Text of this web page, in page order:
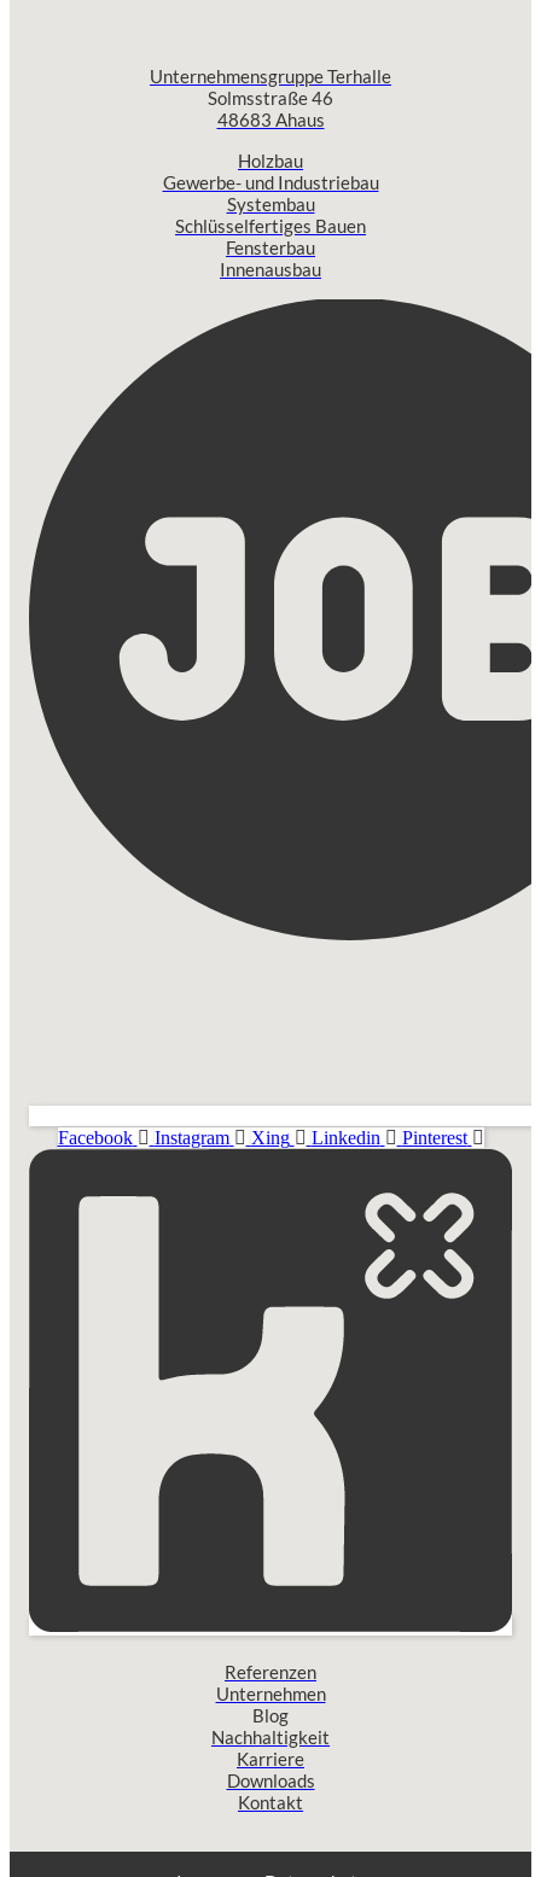
Unternehmensgruppe Terhalle
Solmsstraße 46
48683 Ahaus
Holzbau
Gewerbe- und Industriebau
Systembau
Schlüsselfertiges Bauen
Fensterbau
Innenausbau
Facebook Instagram Xing Linkedin Pinterest
Referenzen
Unternehmen
Blog
Nachhaltigkeit
Karriere
Downloads
Kontakt